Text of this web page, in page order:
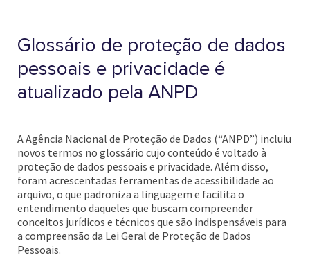
Glossário de proteção de dados
pessoais e privacidade é
atualizado pela ANPD
A Agência Nacional de Proteção de Dados (“ANPD”) incluiu
novos termos no glossário cujo conteúdo é voltado à
proteção de dados pessoais e privacidade. Além disso,
foram acrescentadas ferramentas de acessibilidade ao
arquivo, o que padroniza a linguagem e facilita o
entendimento daqueles que buscam compreender
conceitos jurídicos e técnicos que são indispensáveis para
a compreensão da Lei Geral de Proteção de Dados
Pessoais.